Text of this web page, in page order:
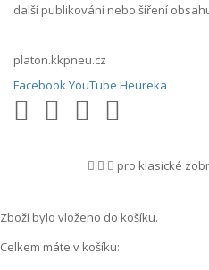
další publikování nebo šíření
platon.kkpneu.cz
Facebook YouTube Heureka
pro klasické
Zboží bylo vloženo do košíku.
Celkem máte v košíku: